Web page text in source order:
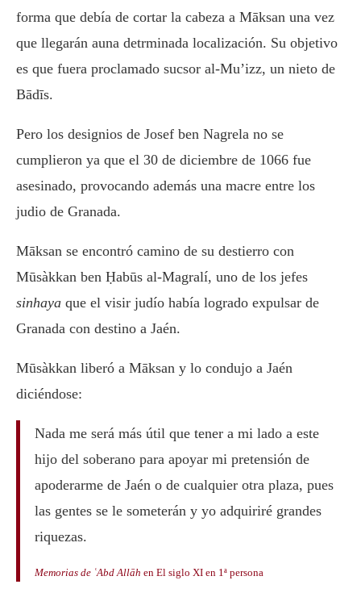
forma que debía de cortar la cabeza a Māksan una vez
que llegarán auna detrminada localización. Su objetivo
es que fuera proclamado sucsor al-Mu’izz, un nieto de
Bādīs.
Pero los designios de Josef ben Nagrela no se
cumplieron ya que el 30 de diciembre de 1066 fue
asesinado, provocando además una macre entre los
judio de Granada.
Māksan se encontró camino de su destierro con
Mūsàkkan ben Ḥabūs al-Magralí, uno de los jefes
sinhaya que el visir judío había logrado expulsar de
Granada con destino a Jaén.
Mūsàkkan liberó a Māksan y lo condujo a Jaén
diciéndose:
Nada me será más útil que tener a mi lado a este
hijo del soberano para apoyar mi pretensión de
apoderarme de Jaén o de cualquier otra plaza, pues
las gentes se le someterán y yo adquiriré grandes
riquezas.
Memorias de ʿAbd Allāh en El siglo XI en 1ª persona